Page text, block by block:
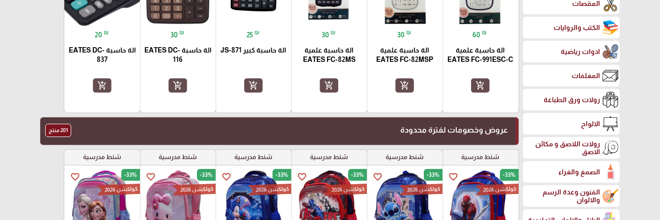
المقصات
الكتب والروايات
ادوات رياضية
المغلفات
رولات ورق الطباعة
الالواح
رولات اللاصق و مكائن
الاصق
الصمغ والغراء
الفنون وعدة الرسم
والالوان
60 ₪
الة حاسبة علمية
EATES FC-991ESC-C
add_shopping_cart
30 ₪
الة حاسبة علمية
EATES FC-82MSP
add_shopping_cart
30 ₪
الة حاسبة علمية
EATES FC-82MS
add_shopping_cart
25 ₪
الة حاسبة كبير JS-871
add_shopping_cart
30 ₪
الة حاسبة EATES DC-
116
add_shopping_cart
20 ₪
الة حاسبة EATES DC-
837
add_shopping_cart
عروض وخصومات لفترة محدودة 201 منتج
شنط مدرسية
favorite_border -33%
كولكشن 2026
شنط مدرسية
favorite_border -33%
كولكشن 2026
شنط مدرسية
favorite_border -33%
كولكشن 2026
شنط مدرسية
favorite_border -33%
كولكشن 2026
شنط مدرسية
favorite_border -33%
كولكشن 2026
شنط مدرسية
favorite_border -33%
كولكشن 2026